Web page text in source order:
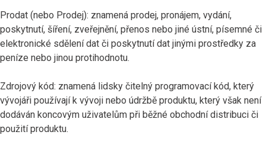
Prodat (nebo Prodej): znamená prodej, pronájem, vydání,
poskytnutí, šíření, zveřejnění, přenos nebo jiné ústní, písemné či
elektronické sdělení dat či poskytnutí dat jinými prostředky za
peníze nebo jinou protihodnotu.
Zdrojový kód: znamená lidsky čitelný programovací kód, který
vývojáři používají k vývoji nebo údržbě produktu, který však není
dodáván koncovým uživatelům při běžné obchodní distribuci či
použití produktu.